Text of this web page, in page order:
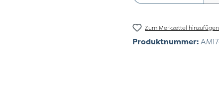
Zum Merkzettel hinzufügen
Produktnummer: